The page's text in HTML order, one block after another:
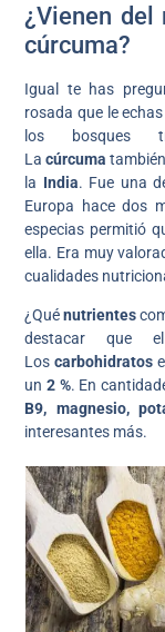
¿Vienen
cúrcuma?
Igual te has
rosada que le echas
los bosques
Lacúrcuma
la India. Fue una
Europa hace dos
especias permitió
ella. Era muy
cualidades
¿Quénutrientes
destacar que
Los carbohidratos
un 2 %. En
B9, magnesio,
interesantes más.